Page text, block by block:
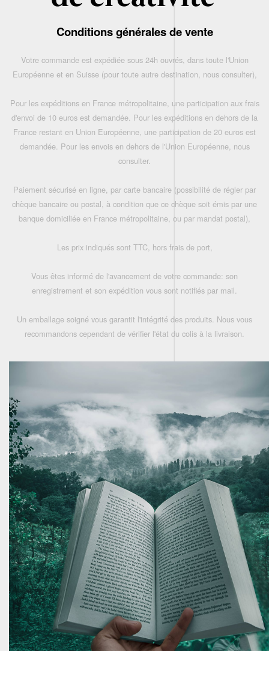
Conditions générales de vente
Votre commande est expédiée sous 24h ouvrés, dans toute l'Union
Européenne et en Suisse (pour toute autre destination, nous consulter),
Pour les expéditions en France métropolitaine, une participation aux frais
d'envoi de 10 euros est demandée. Pour les expéditions en dehors de la
France restant en Union Européenne, une participation de 20 euros est
demandée. Pour les envois en dehors de l'Union Européenne, nous
consulter.
Paiement sécurisé en ligne, par carte bancaire (possibilité de régler par
chèque bancaire ou postal, à condition que ce chèque soit émis par une
banque domiciliée en France métropolitaine, ou par mandat postal),
Les prix indiqués sont TTC, hors frais de port,
Vous êtes informé de l'avancement de votre commande: son
enregistrement et son expédition vous sont notifiés par mail.
Un emballage soigné vous garantit l'intégrité des produits. Nous vous
recommandons cependant de vérifier l'état du colis à la livraison.